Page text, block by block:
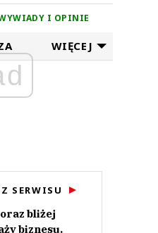
I OPINIE
WIĘCEJ
SERWISU
bliżej
biznesu.